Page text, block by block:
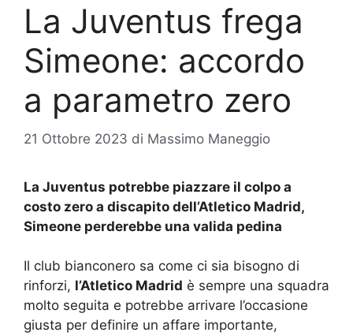
La Juventus frega
Simeone: accordo
a parametro zero
21 Ottobre 2023 di Massimo Maneggio
La Juventus potrebbe piazzare il colpo a
costo zero a discapito dell’Atletico Madrid,
Simeone perderebbe una valida pedina
Il club bianconero sa come ci sia bisogno di
rinforzi, l’Atletico Madrid è sempre una squadra
molto seguita e potrebbe arrivare l’occasione
giusta per definire un affare importante,